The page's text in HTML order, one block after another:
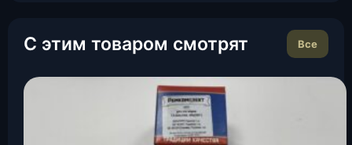
С этим товаром смотрят Все